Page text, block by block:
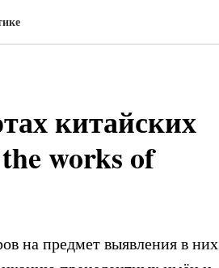
китайских
works of
на предмет выявления в них